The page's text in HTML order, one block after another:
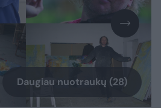
Daugiau nuotraukų (28)